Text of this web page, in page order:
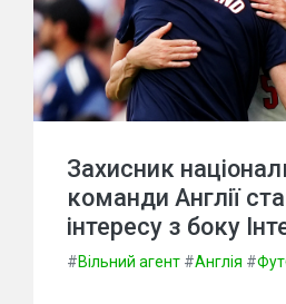
Захисник
команди Англії
інтересу з боку
#Вільний агент #Англія #